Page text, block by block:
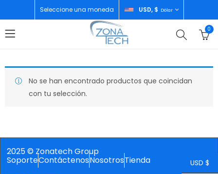
Seleccione una moneda USD, $ Dólar
0
No se han encontrado productos que coincidan
con tu selección.
2025 © Zonatech Group
SoporteContáctenosNosotrosTienda USD $